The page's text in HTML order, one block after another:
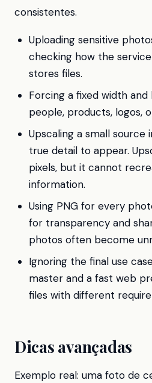
consistentes.
Uploading sensitive
checking how the
stores files.
Forcing a fixed width
people, products, logos,
Upscaling a small source
true detail to appear.
pixels, but it cannot
information.
Using PNG for every
for transparency and
photos often become
Ignoring the final use
master and a fast web
files with different
Dicas avançadas
Exemplo real: uma foto de